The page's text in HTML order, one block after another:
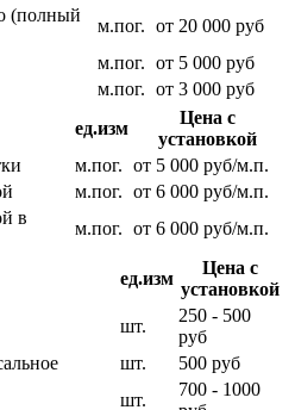
(полный
м.пог. от 20 000 руб
м.пог. от 5 000 руб
м.пог. от 3 000 руб
ед.изм
Цена с
установкой
м.пог. от 5 000 руб/м.п.
м.пог. от 6 000 руб/м.п.
в
м.пог. от 6 000 руб/м.п.
ед.изм
Цена с
установкой
шт.
250 - 500
руб
шт.
500 руб
шт.
700 - 1000